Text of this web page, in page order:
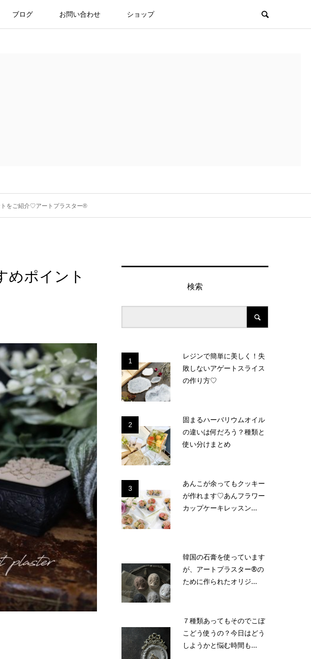
ブログ お問い合わせ ショップ
をご紹介♡アートプラスター®
めポイント
検索
1
レジンで簡単に美しく！失
敗しないアゲートスライス
の作り方♡
2
固まるハーバリウムオイル
の違いは何だろう？種類と
使い分けまとめ
3
あんこが余ってもクッキー
が作れます♡あんフラワー
カップケーキレッスン...
韓国の石膏を使っています
が、アートプラスター®の
ために作られたオリジ...
７種類あってもそのでこぼ
こどう使うの？今日はどう
しようかと悩む時間も...